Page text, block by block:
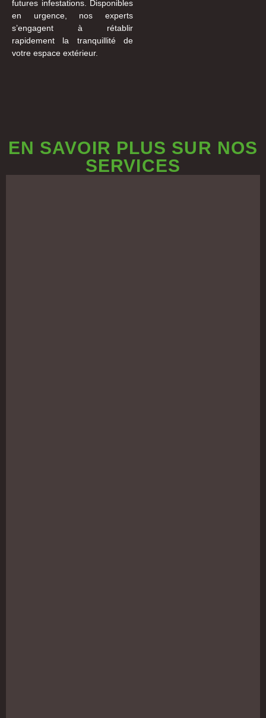
futures infestations. Disponibles
en urgence, nos experts
s’engagent à rétablir
rapidement la tranquillité de
votre espace extérieur.
EN SAVOIR PLUS SUR NOS
SERVICES